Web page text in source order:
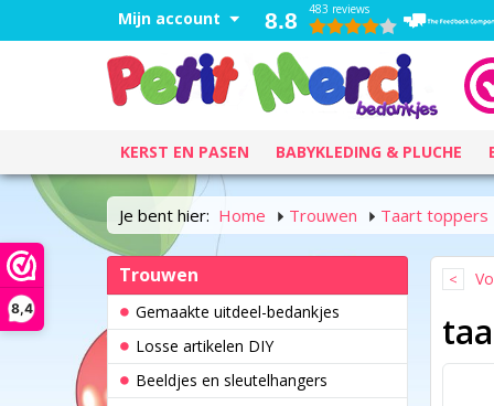
8,4
Mijn account 8.8 483 reviews
KERST EN PASEN BABYKLEDING & PLUCHE
Je bent hier: Home Trouwen Taart toppers
Trouwen
Gemaakte uitdeel-bedankjes
Losse artikelen DIY
Beeldjes en sleutelhangers